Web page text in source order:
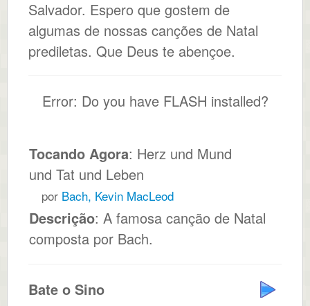
Salvador. Espero que gostem de
algumas de nossas canções de Natal
prediletas. Que Deus te abençoe.
Error: Do you have FLASH installed?
Tocando Agora: Herz und Mund
und Tat und Leben
por Bach, Kevin MacLeod
Descrição: A famosa canção de Natal
composta por Bach.
Bate o Sino